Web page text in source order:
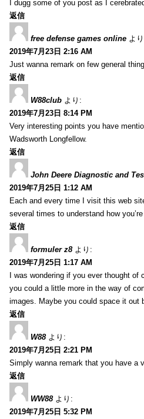
I dugg some of you post as I
返信
free defense games online よ
2019年7月23日 2:16 AM
Just wanna remark on few general
返信
W88club より:
2019年7月23日 8:14 PM
Very interesting points you have
Wadsworth Longfellow.
返信
John Deere Diagnostic and
2019年7月25日 1:12 AM
Each and every time I visit this web
several times to understand how
返信
formuler z8 より:
2019年7月25日 1:17 AM
I was wondering if you ever thought
you could a little more in the way of
images. Maybe you could space it out
返信
W88 より:
2019年7月25日 2:21 PM
Simply wanna remark that you have
返信
WW88 より:
2019年7月25日 5:32 PM